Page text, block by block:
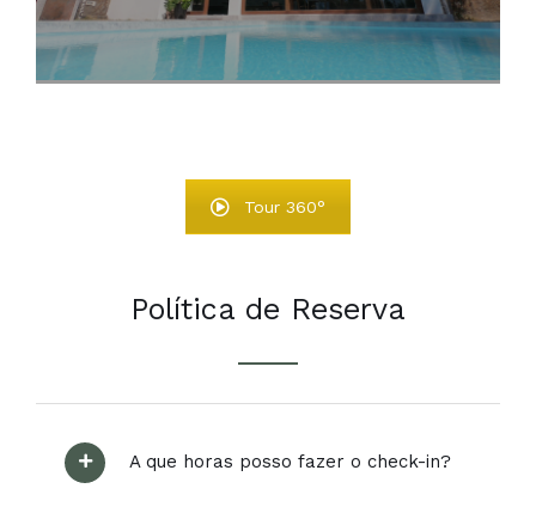
Tour 360°
Política de Reserva
A que horas posso fazer o check-in?